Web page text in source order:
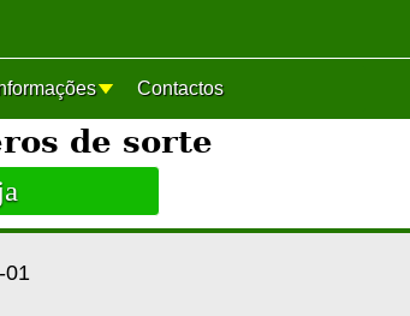
Contactos
de sorte
01